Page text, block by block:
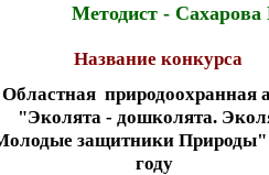
Методист -
Название конкурса
Областная природоохранная
"Эколята - дошколята.
защитники Природы"
году